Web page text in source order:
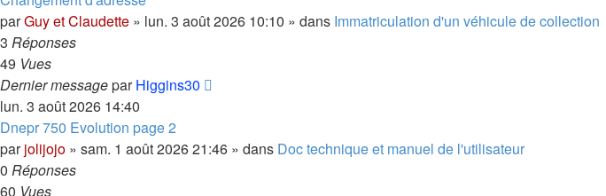
parGuy et Claudette » lun. 3 août 2026 10:10 » dans Immatriculation d'un véhicule de collection
3 Réponses
49 Vues
Dernier messageparHiggins30
lun. 3 août 2026 14:40
Dnepr 750 Evolution page 2
parjolijojo » sam. 1 août 2026 21:46 » dans Doc technique et manuel de l'utilisateur
0 Réponses
60 Vues